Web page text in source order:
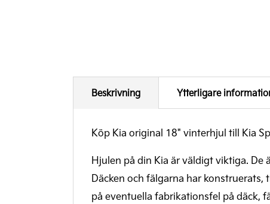
Beskrivning Ytterligare
Köp Kia original 18" vinterhjul till Kia
Hjulen på din Kia är väldigt viktiga. De
Däcken och fälgarna har
på eventuella fabrikationsfel på däck,